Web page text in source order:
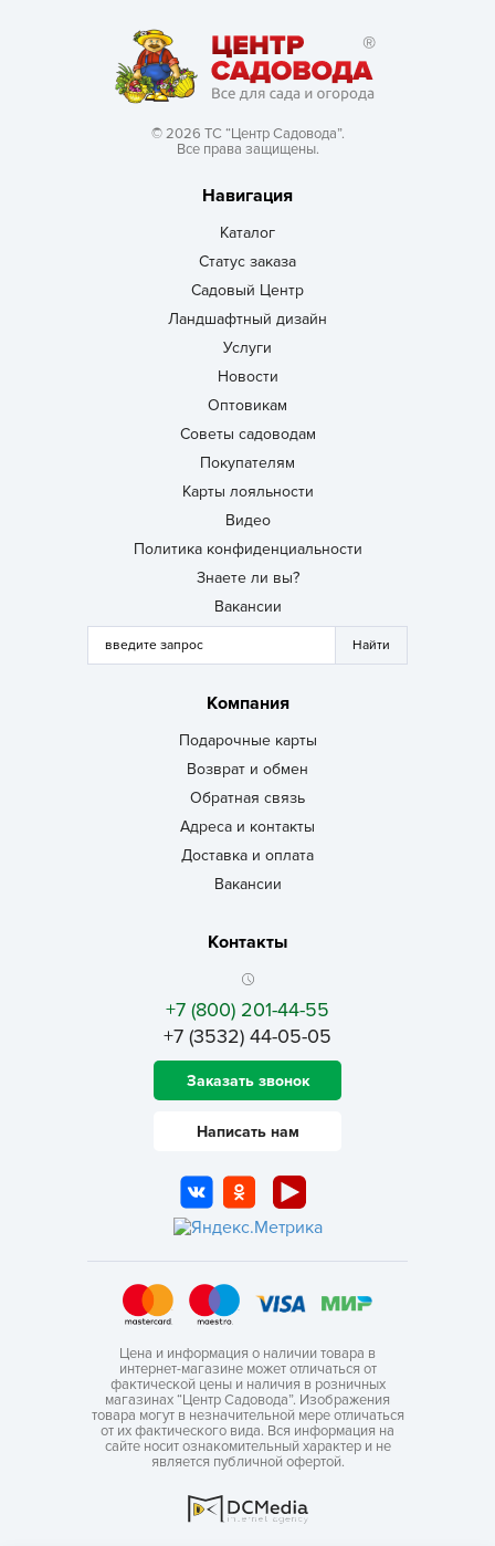
© 2026 ТС “Центр Садовода”.
Все права защищены.
Навигация
Каталог
Статус заказа
Садовый Центр
Ландшафтный дизайн
Услуги
Новости
Оптовикам
Советы садоводам
Покупателям
Карты лояльности
Видео
Политика конфиденциальности
Знаете ли вы?
Вакансии
Компания
Подарочные карты
Возврат и обмен
Обратная связь
Адреса и контакты
Доставка и оплата
Вакансии
Контакты
+7 (800) 201-44-55
+7 (3532) 44-05-05
Заказать звонок
Написать нам
Цена и информация о наличии товара в
интернет-магазине может отличаться от
фактической цены и наличия в розничных
магазинах “Центр Садовода”. Изображения
товара могут в незначительной мере отличаться
от их фактического вида. Вся информация на
сайте носит ознакомительный характер и не
является публичной офертой.